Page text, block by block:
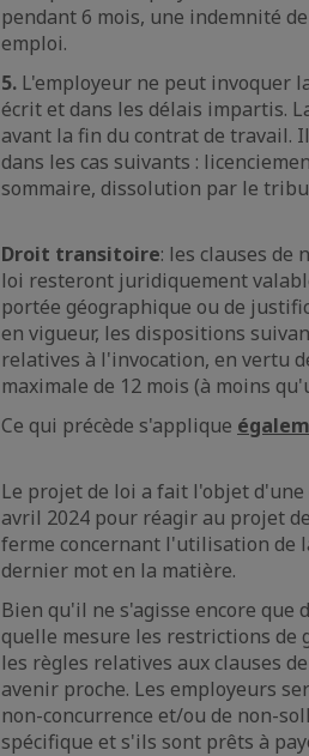
pendant 6 mois, une indemnité
emploi.
5. L'employeur ne peut invoquer
écrit et dans les délais impartis.
avant la fin du contrat de travail.
dans les cas suivants :
sommaire, dissolution par le
Droit transitoire: les clauses de
loi resteront juridiquement
portée géographique ou de
en vigueur, les dispositions
relatives à l'invocation, en vertu
maximale de 12 mois (à moins
Ce qui précède s'applique
Le projet de loi a fait l'objet
avril 2024 pour réagir au projet
ferme concernant l'utilisation de
dernier mot en la matière.
Bien qu'il ne s'agisse encore que
quelle mesure les restrictions de
les règles relatives aux clauses
avenir proche. Les employeurs
non-concurrence et/ou de non-
spécifique et s'ils sont prêts à